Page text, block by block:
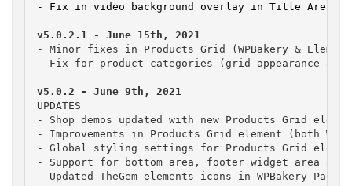
- Fix in video background overlay in Title Area
- Minor fixes in Products Grid (WPBakery &
- Fix for product categories (grid appearance
UPDATES
- Shop demos updated with new Products Grid
- Improvements in Products Grid element (both
- Global styling settings for Products Grid element
- Support for bottom area, footer widget area
- Updated TheGem elements icons in WPBakery Page